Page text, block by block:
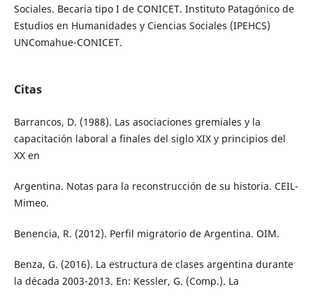
Sociales. Becaria tipo I de CONICET. Instituto Patagónico de
Estudios en Humanidades y Ciencias Sociales (IPEHCS)
UNComahue-CONICET.
Citas
Barrancos, D. (1988). Las asociaciones gremiales y la
capacitación laboral a finales del siglo XIX y principios del
XX en
Argentina. Notas para la reconstrucción de su historia. CEIL-
Mimeo.
Benencia, R. (2012). Perfil migratorio de Argentina. OIM.
Benza, G. (2016). La estructura de clases argentina durante
la década 2003-2013. En: Kessler, G. (Comp.). La